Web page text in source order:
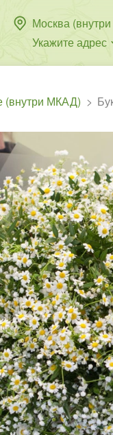
Москва
Укажите адрес
(внутри МКАД)